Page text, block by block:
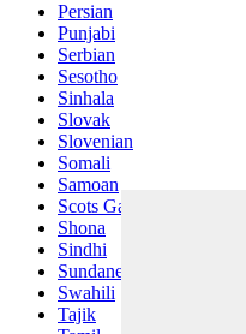
Persian
Punjabi
Serbian
Sesotho
Sinhala
Slovak
Slovenian
Somali
Samoan
Scots Gaelic
Shona
Sindhi
Sundanese
Swahili
Tajik